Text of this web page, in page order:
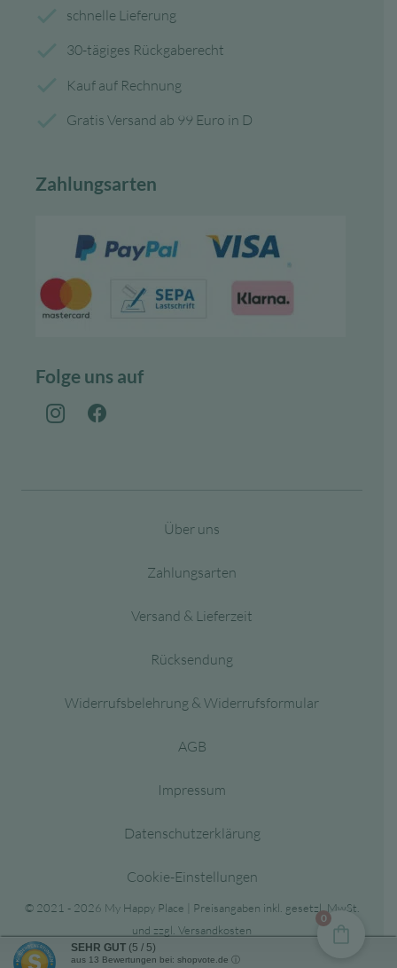
schnelle Lieferung
30-tägiges Rückgaberecht
Kauf auf Rechnung
Gratis Versand ab 99 Euro in D
Zahlungsarten
Folge uns auf
Über uns
Zahlungsarten
Versand & Lieferzeit
Rücksendung
Widerrufsbelehrung & Widerrufsformular
AGB
Impressum
Datenschutzerklärung
Cookie-Einstellungen
© 2021 - 2026 My Happy Place | Preisangaben inkl. gesetzl. MwSt.
und zzgl. Versandkosten
0
SEHR GUT (5 / 5)
aus 13 Bewertungen bei: shopvote.de ⓘ